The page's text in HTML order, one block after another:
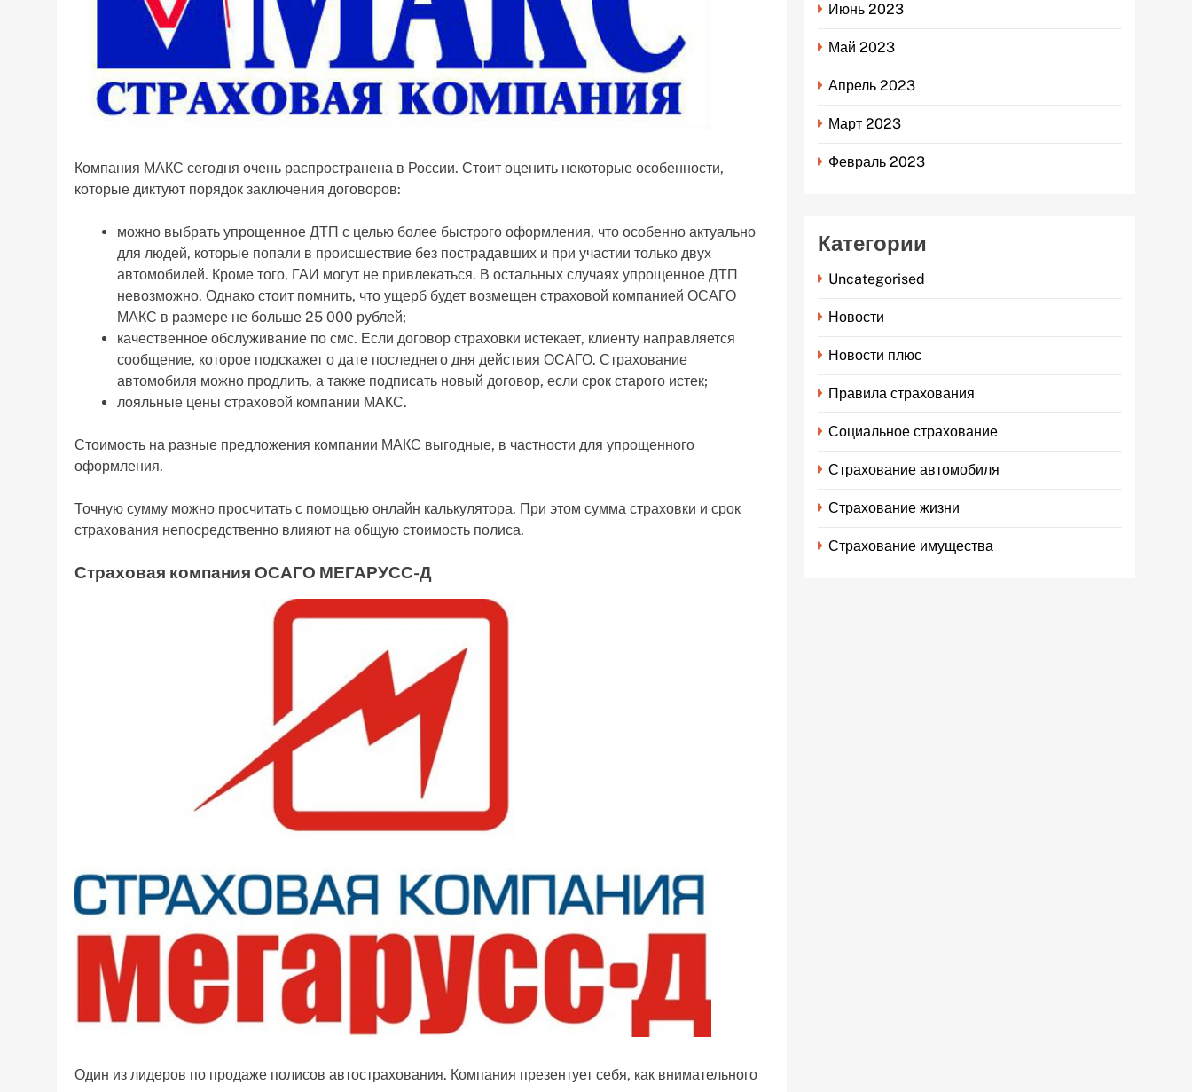
Компания МАКС сегодня очень распространена в России. Стоит оценить некоторые особенности,
которые диктуют порядок заключения договоров:
можно выбрать упрощенное ДТП с целью более быстрого оформления, что особенно актуально
для людей, которые попали в происшествие без пострадавших и при участии только двух
автомобилей. Кроме того, ГАИ могут не привлекаться. В остальных случаях упрощенное ДТП
невозможно. Однако стоит помнить, что ущерб будет возмещен страховой компанией ОСАГО
МАКС в размере не больше 25 000 рублей;
качественное обслуживание по смс. Если договор страховки истекает, клиенту направляется
сообщение, которое подскажет о дате последнего дня действия ОСАГО. Страхование
автомобиля можно продлить, а также подписать новый договор, если срок старого истек;
лояльные цены страховой компании МАКС.
Стоимость на разные предложения компании МАКС выгодные, в частности для упрощенного
оформления.
Точную сумму можно просчитать с помощью онлайн калькулятора. При этом сумма страховки и срок
страхования непосредственно влияют на общую стоимость полиса.
Страховая компания ОСАГО МЕГАРУСС-Д
Один из лидеров по продаже полисов автострахования. Компания презентует себя, как внимательного
Июнь 2023
Май 2023
Апрель 2023
Март 2023
Февраль 2023
Категории
Uncategorised
Новости
Новости плюс
Правила страхования
Социальное страхование
Страхование автомобиля
Страхование жизни
Страхование имущества